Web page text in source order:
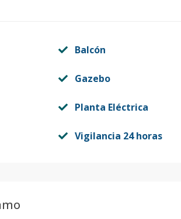
Balcón
Gazebo
Planta Eléctrica
Vigilancia 24 horas